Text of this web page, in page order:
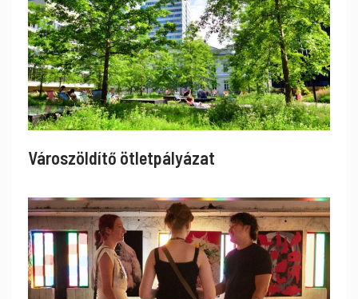
Városzöldítő ötletpályázat